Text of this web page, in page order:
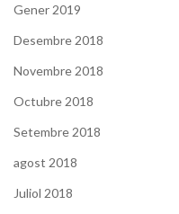
Gener 2019
Desembre 2018
Novembre 2018
Octubre 2018
Setembre 2018
agost 2018
Juliol 2018